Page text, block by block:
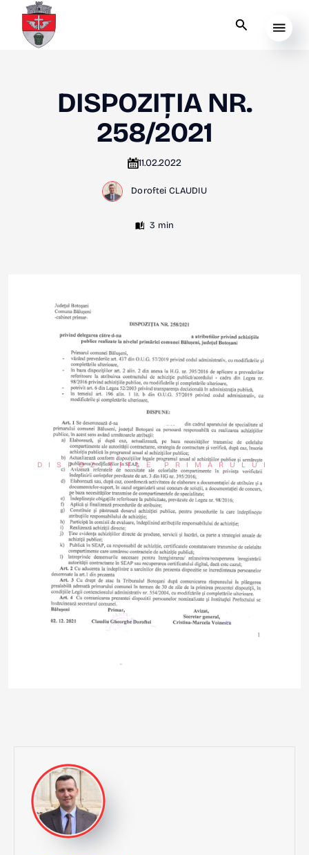
DISPOZIȚIA NR.
258/2021
11.02.2022
Doroftei CLAUDIU
3 min
DISPOZIȚIILE PRIMARULUI